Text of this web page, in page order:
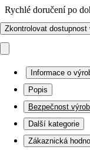
Rychlé doručení po
Zkontrolovat
Informace o
Popis
Bezpečnost
Další kategorie
Zákaznická